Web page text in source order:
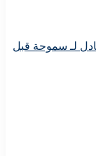
لـ سموحة قبل